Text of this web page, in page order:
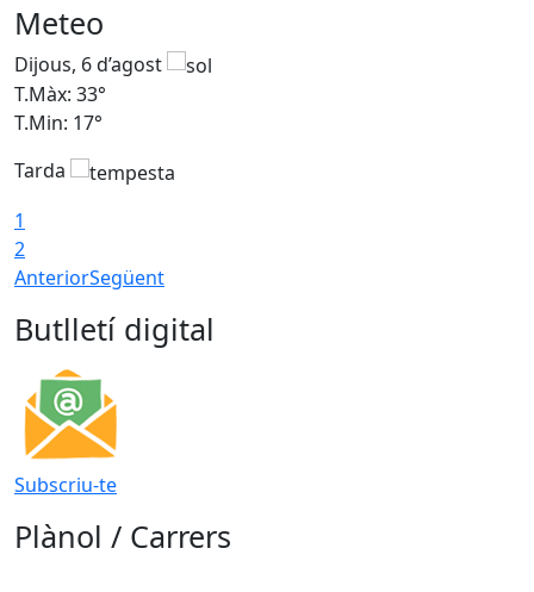
Meteo
Dijous, 6 d’agost
T.Màx: 33°
T.Min: 17°
Tarda
1
2
AnteriorSegüent
Butlletí digital
Subscriu-te
Plànol / Carrers